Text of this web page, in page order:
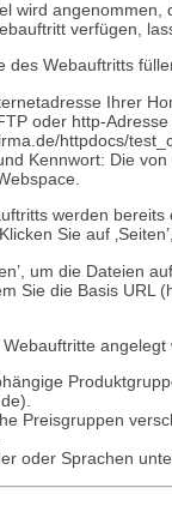
wird
verfügen,
des Webauftritts
Ihrer
oder http-
httpdocs/
Kennwort: Die
werden
Sie auf
um die Dateien
Sie die Basis URL
Preisgruppen
oder Sprachen